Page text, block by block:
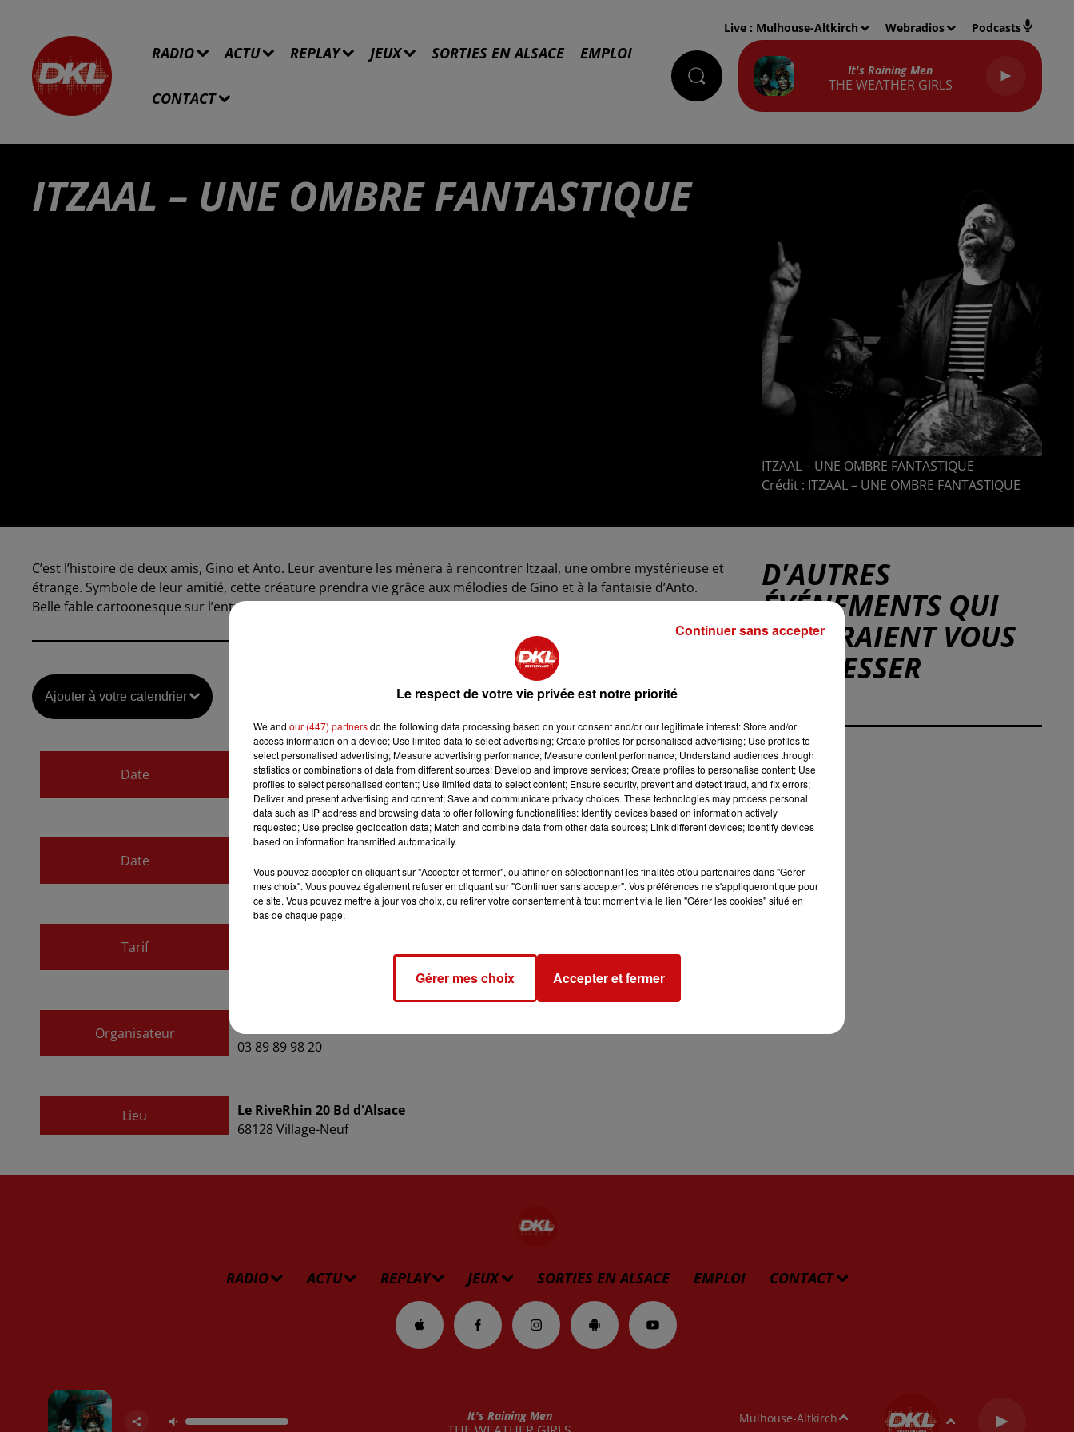
RADIO ACTU REPLAY JEUX SORTIES EN ALSACE EMPLOI
CONTACT
Live : Mulhouse-Altkirch Webradios Podcasts
It's Raining Men
THE WEATHER GIRLS
ITZAAL – UNE OMBRE FANTASTIQUE
ITZAAL – UNE OMBRE FANTASTIQUE
Crédit : ITZAAL – UNE OMBRE FANTASTIQUE
C’est l’histoire de deux amis, Gino et Anto. Leur aventure les mènera à rencontrer Itzaal, une ombre mystérieuse et
étrange. Symbole de leur amitié, cette créature prendra vie grâce aux mélodies de Gino et à la fantaisie d’Anto.
Belle fable cartoonesque sur l’entraide et l’amitié, teintée d’humour, de magie et de musique.
Ajouter à votre calendrier
Date
du24 janvier 2024 à 10h00
au24 janvier 2024 à 10h40
Date
du24 janvier 2024 à 16h00
au24 janvier 2024 à 16h40
Tarif
Organisateur
03 89 89 98 20
Lieu
Le RiveRhin 20 Bd d'Alsace
68128Village-Neuf
D'AUTRES
ÉVÉNEMENTS QUI
POURRAIENT VOUS
INTÉRESSER
RADIO ACTU REPLAY JEUX SORTIES EN ALSACE EMPLOI CONTACT
It's Raining Men Mulhouse-Altkirch
Le respect de votre vie privée est notre priorité
We and our (447) partnersdo the following data processing based on your consent and/or our legitimate interest: Store and/or
access information on a device; Use limited data to select advertising; Create profiles for personalised advertising; Use profiles to
select personalised advertising; Measure advertising performance; Measure content performance; Understand audiences through
statistics or combinations of data from different sources; Develop and improve services; Create profiles to personalise content; Use
profiles to select personalised content; Use limited data to select content; Ensure security, prevent and detect fraud, and fix errors;
Deliver and present advertising and content; Save and communicate privacy choices. These technologies may process personal
data such as IP address and browsing data to offer following functionalities: Identify devices based on information actively
requested; Use precise geolocation data; Match and combine data from other data sources; Link different devices; Identify devices
based on information transmitted automatically.
Vous pouvez accepter en cliquant sur "Accepter et fermer", ou affiner en sélectionnant les finalités et/ou partenaires dans "Gérer
mes choix". Vous pouvez également refuser en cliquant sur "Continuer sans accepter". Vos préférences ne s'appliqueront que pour
ce site. Vous pouvez mettre à jour vos choix, ou retirer votre consentement à tout moment via le lien "Gérer les cookies" situé en
bas de chaque page.
Gérer mes choix Accepter et fermer
Continuer sans accepter